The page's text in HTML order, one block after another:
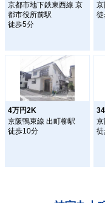
京都市地下鉄東西線 京
都市役所前駅
徒歩5分
京
徒
4万円2K
京阪鴨東線 出町柳駅
徒歩10分
京
徒